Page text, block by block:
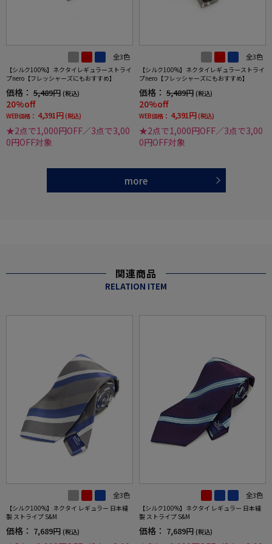
全3色
【シルク100%】ネクタイレギュラーストライ
プnero【フレッシャーズにもおすすめ】
価格： 5,489円 (税込)
20%off
WEB価格： 4,391円 (税込)
★2点で1,000円OFF／3点で3,00
0円OFF対象
全3色
【シルク100%】ネクタイレギュラーストライ
プnero【フレッシャーズにもおすすめ】
価格： 5,489円 (税込)
20%off
WEB価格： 4,391円 (税込)
★2点で1,000円OFF／3点で3,00
0円OFF対象
more
関連商品
RELATION ITEM
全3色
【シルク100%】ネクタイ レギュラー 日本縫
製 ストライプ S&M
価格： 7,689円 (税込)
全3色
【シルク100%】ネクタイ レギュラー 日本縫
製 ストライプ S&M
価格： 7,689円 (税込)